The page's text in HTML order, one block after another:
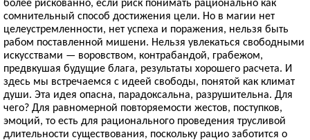
сомнительный способ достижения цели. Но в магии нет
целеустремленности, нет успеха и поражения, нельзя быть
рабом поставленной мишени. Нельзя увлекаться свободными
искусствами — воровством, контрабандой, грабежом,
предвкушая будущие блага, результаты хорошего расчета. И
здесь мы встречаемся с идеей свободы, понятой как климат
души. Эта идея опасна, парадоксальна, разрушительна. Для
чего? Для равномерной повторяемости жестов, поступков,
эмоций, то есть для рационального проведения трусливой
длительности существования, поскольку рацио заботится о